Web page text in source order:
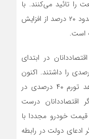
صنعت را تائید می‌کنند. با
نگاهی به این آمار می‌توان پی برد حدود ۲۰ درصد از افزایش
است.
در ابتدای
تورم بین ۴۰ تا ۶۰ درصدی را داشتند. اکنون
که در نهمین ماه سال هستیم، شاهد تورم ۴۰ درصدی در
اقتصاددانان درست
خودرو مجددا با
ادعای دولت در رابطه